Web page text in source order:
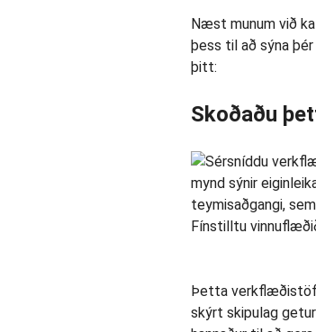
Næst munum við
þess til að sýna
þitt:
Skoðaðu
Þetta
skýrt skipulag